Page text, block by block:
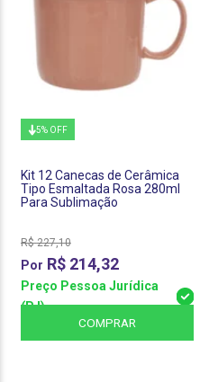
5% OFF
Kit 12 Canecas de Cerâmica
Tipo Esmaltada Rosa 280ml
Para Sublimação
R$ 227,10
R$ 214,32
Preço Pessoa Jurídica
(PJ)
COMPRAR